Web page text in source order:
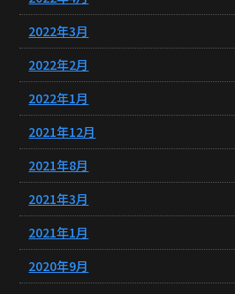
2022年3月
2022年2月
2022年1月
2021年12月
2021年8月
2021年3月
2021年1月
2020年9月